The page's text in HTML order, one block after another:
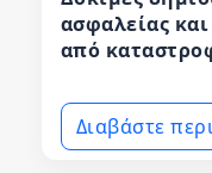
ασφαλείας
από
Διαβάστε